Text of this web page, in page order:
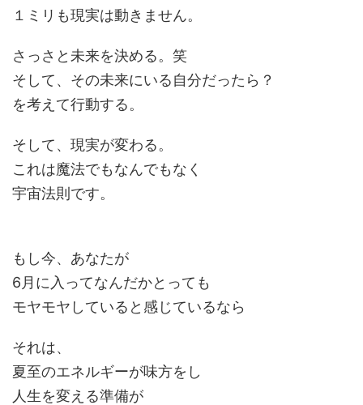
１ミリも現実は動きません。
さっさと未来を決める。笑
そして、その未来にいる自分だったら？
を考えて行動する。
そして、現実が変わる。
これは魔法でもなんでもなく
宇宙法則です。
もし今、あなたが
6月に入ってなんだかとっても
モヤモヤしていると感じているなら
それは、
夏至のエネルギーが味方をし
人生を変える準備が